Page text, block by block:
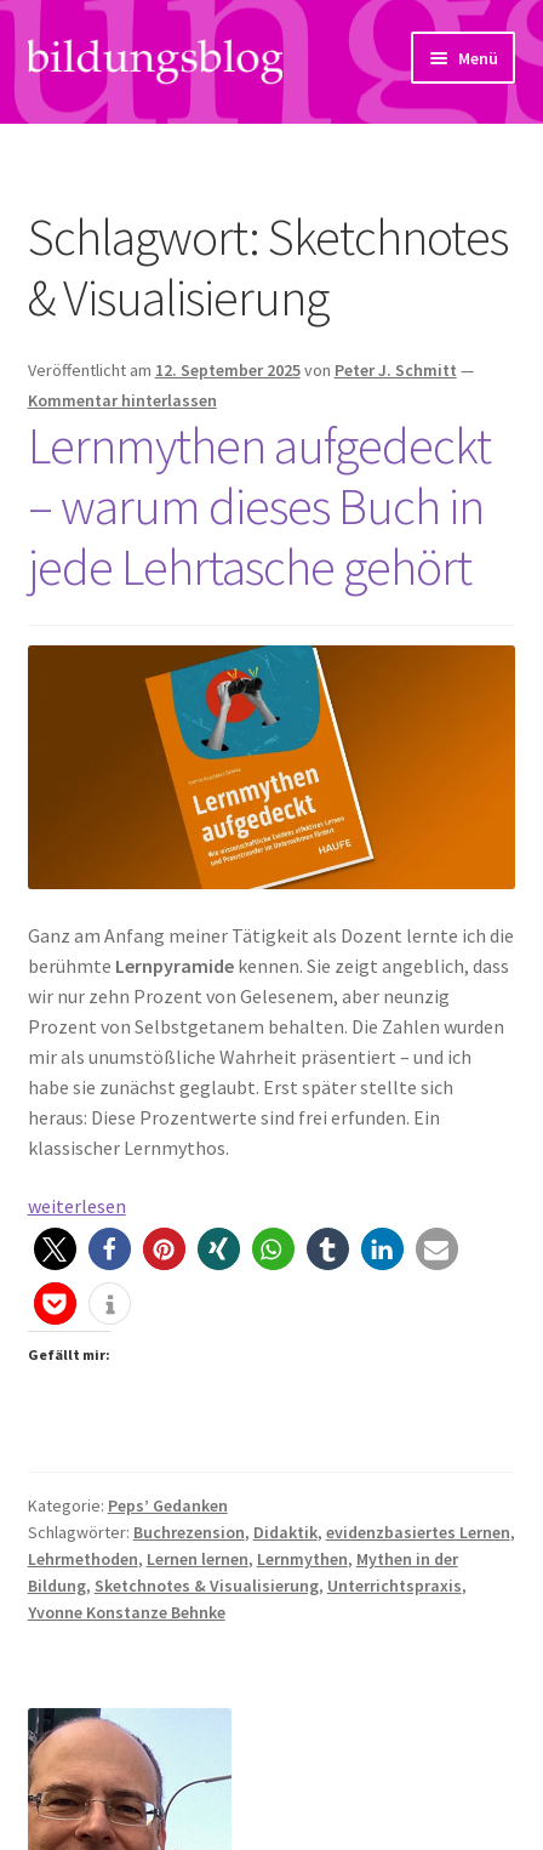
Zur
Navigation
springen
Zum
Inhalt
springen
Menü
Über uns
Links
Kontakt
Subjektiv
Bildungsreport
Hendriks Gedanken
Peps Gedanken
Schlagwort:Sketchnotes
& Visualisierung
Veröffentlicht am 12. September 2025von Peter J. Schmitt —
Kommentar hinterlassen
Lernmythen aufgedeckt
– warum dieses Buch in
jede Lehrtasche gehört
Ganz am Anfang meiner Tätigkeit als Dozent lernte ich die
berühmte Lernpyramidekennen. Sie zeigt angeblich, dass
wir nur zehn Prozent von Gelesenem, aber neunzig
Prozent von Selbstgetanem behalten. Die Zahlen wurden
mir als unumstößliche Wahrheit präsentiert – und ich
habe sie zunächst geglaubt. Erst später stellte sich
heraus: Diese Prozentwerte sind frei erfunden. Ein
klassischer Lernmythos.
Lernmythen
aufgedeckt
–
warum
dieses
Buch
weiterlesen
Gefällt mir:
Kategorie: Peps’ Gedanken
Schlagwörter: Buchrezension, Didaktik, evidenzbasiertes Lernen,
Lehrmethoden, Lernen lernen, Lernmythen, Mythen in der
Bildung, Sketchnotes & Visualisierung, Unterrichtspraxis,
Yvonne Konstanze Behnke